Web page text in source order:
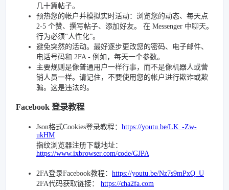
几十篇帖子。
预热您的帐户并模拟实时活动：浏览您的动态、每天点
2-5 个赞、撰写帖子、添加好友。 在 Messenger 中聊天。
行为必须“人性化”。
避免突然的活动。最好逐步更改您的密码、电子邮件、
电话号码和 2FA - 例如，每天一个参数。
主要规则是像普通用户一样行事，而不是像机器人或营
销人员一样。请记住，不要使用您的帐户进行欺诈或欺
骗。这是违法的。
Facebook 登录教程
Json格式Cookies登录教程： https://youtu.be/LK_-Zw-
ukHM
指纹浏览器注册下载地址：
https://www.ixbrowser.com/code/GJPA
2FA登录Facebook教程： https://youtu.be/Nz7s9mPxQ_U
2FA代码获取链接： https://cha2fa.com